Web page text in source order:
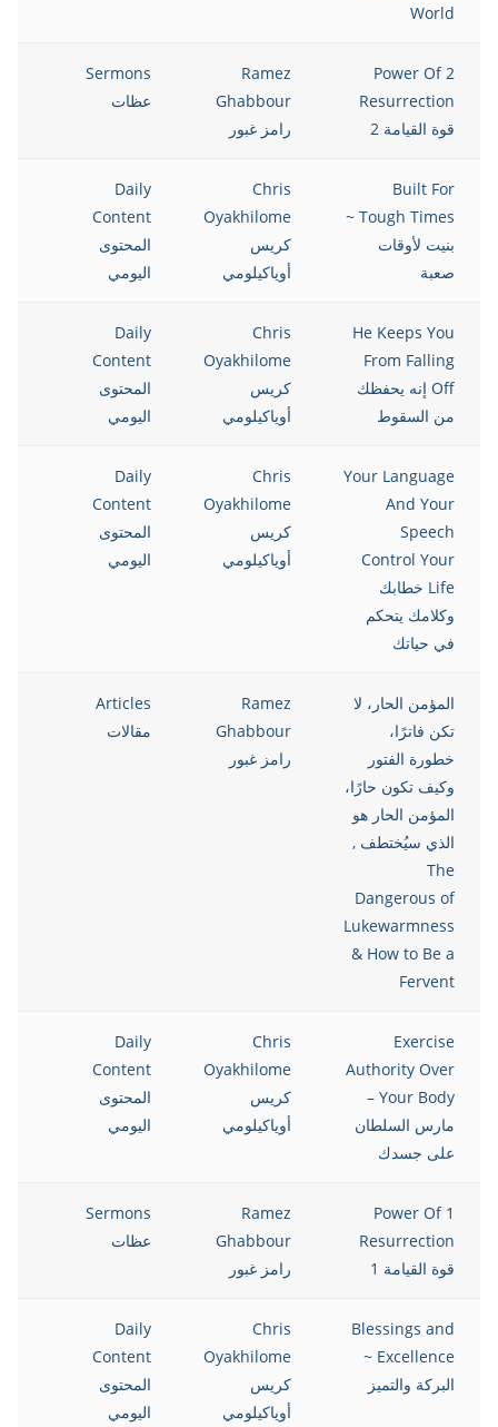
World
2 Power Of
Resurrection
قوة القيامة 2
Ramez
Ghabbour
رامز غبور
Sermons
عظات
Built For
Tough Times ~
بنيت لأوقات
صعبة
Chris
Oyakhilome
كريس
أوياكيلومي
Daily
Content
المحتوى
اليومي
He Keeps You
From Falling
Off إنه يحفظك
من السقوط
Chris
Oyakhilome
كريس
أوياكيلومي
Daily
Content
المحتوى
اليومي
Your Language
And Your
Speech
Control Your
Life خطابك
وكلامك يتحكم
في حياتك
Chris
Oyakhilome
كريس
أوياكيلومي
Daily
Content
المحتوى
اليومي
المؤمن الحار، لا
تكن فاترًا،
خطورة الفتور
وكيف تكون حارًا،
المؤمن الحار هو
الذي سيُختطف ,
The
Dangerous of
Lukewarmness
& How to Be a
Fervent
Ramez
Ghabbour
رامز غبور
Articles
مقالات
Exercise
Authority Over
Your Body –
مارس السلطان
على جسدك
Chris
Oyakhilome
كريس
أوياكيلومي
Daily
Content
المحتوى
اليومي
1 Power Of
Resurrection
قوة القيامة 1
Ramez
Ghabbour
رامز غبور
Sermons
عظات
Blessings and
Excellence ~
البركة والتميز
Chris
Oyakhilome
كريس
أوياكيلومي
Daily
Content
المحتوى
اليومي